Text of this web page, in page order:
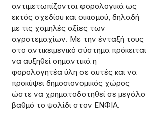
αντιμετωπίζονται φορολογικά ως
εκτός σχεδίου και οικισμού, δηλαδή
με τις χαμηλές αξίες των
αγροτεμαχίων. Με την ένταξή τους
στο αντικειμενικό σύστημα πρόκειται
να αυξηθεί σημαντικά η
φορολογητέα ύλη σε αυτές και να
προκύψει δημοσιονομικός χώρος
ώστε να χρηματοδοτηθεί σε μεγάλο
βαθμό το ψαλίδι στον ΕΝΦΙΑ.